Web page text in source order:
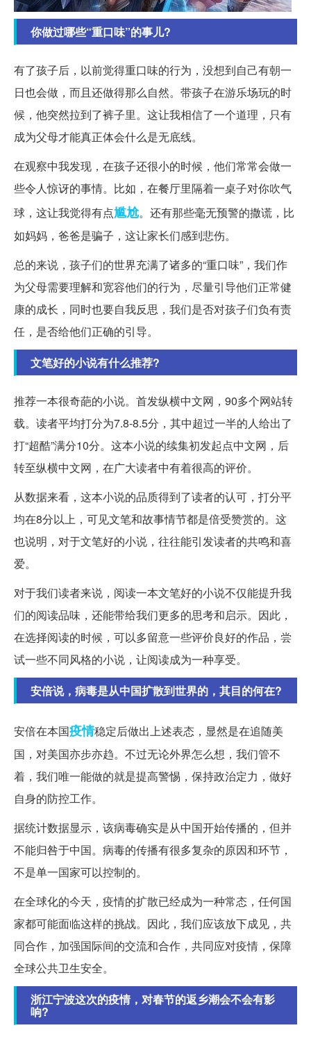
你做过哪些“重口味”的事儿?
有了孩子后，以前觉得重口味的行为，没想到自己有朝一
日也会做，而且还做得那么自然。带孩子在游乐场玩的时
候，他突然拉到了裤子里。这让我相信了一个道理，只有
成为父母才能真正体会什么是无底线。
在观察中我发现，在孩子还很小的时候，他们常常会做一
些令人惊讶的事情。比如，在餐厅里隔着一桌子对你吹气
球，这让我觉得有点尴尬。还有那些毫无预警的撒谎，比
如妈妈，爸爸是骗子，这让家长们感到悲伤。
总的来说，孩子们的世界充满了诸多的“重口味”，我们作
为父母需要理解和宽容他们的行为，尽量引导他们正常健
康的成长，同时也要自我反思，我们是否对孩子们负有责
任，是否给他们正确的引导。
文笔好的小说有什么推荐?
推荐一本很奇葩的小说。首发纵横中文网，90多个网站转
载。读者平均打分为7.8-8.5分，其中超过一半的人给出了
打“超酷”满分10分。这本小说的续集初发起点中文网，后
转至纵横中文网，在广大读者中有着很高的评价。
从数据来看，这本小说的品质得到了读者的认可，打分平
均在8分以上，可见文笔和故事情节都是倍受赞赏的。这
也说明，对于文笔好的小说，往往能引发读者的共鸣和喜
爱。
对于我们读者来说，阅读一本文笔好的小说不仅能提升我
们的阅读品味，还能带给我们更多的思考和启示。因此，
在选择阅读的时候，可以多留意一些评价良好的作品，尝
试一些不同风格的小说，让阅读成为一种享受。
安倍说，病毒是从中国扩散到世界的，其目的何在?
安倍在本国疫情稳定后做出上述表态，显然是在追随美
国，对美国亦步亦趋。不过无论外界怎么想，我们管不
着，我们唯一能做的就是提高警惕，保持政治定力，做好
自身的防控工作。
据统计数据显示，该病毒确实是从中国开始传播的，但并
不能归咎于中国。病毒的传播有很多复杂的原因和环节，
不是单一国家可以控制的。
在全球化的今天，疫情的扩散已经成为一种常态，任何国
家都可能面临这样的挑战。因此，我们应该放下成见，共
同合作，加强国际间的交流和合作，共同应对疫情，保障
全球公共卫生安全。
浙江宁波这次的疫情，对春节的返乡潮会不会有影
响?